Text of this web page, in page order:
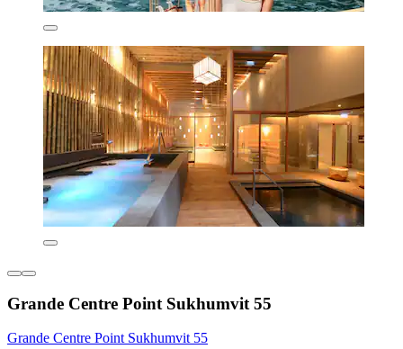
Grande Centre Point Sukhumvit 55
Grande Centre Point Sukhumvit 55